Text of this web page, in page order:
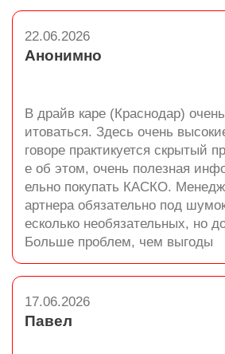
22.06.2026
Анонимно
В драйв каре (Краснодар)
итоваться. Здесь очень
говоре практикуется скрытый
е об этом, очень полезная
ельно покупать КАСКО.
артнера обязательно под
есколько необязательных, но
Больше проблем, чем выгоды
17.06.2026
Павел